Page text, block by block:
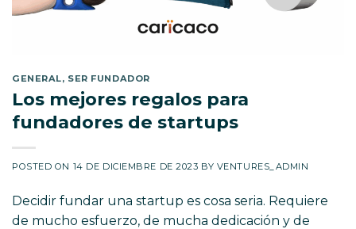
GENERAL, SER FUNDADOR
Los mejores regalos para
fundadores de startups
POSTED ON 14 DE DICIEMBRE DE 2023 BY VENTURES_ADMIN
Decidir fundar una startup es cosa seria. Requiere
de mucho esfuerzo, de mucha dedicación y de